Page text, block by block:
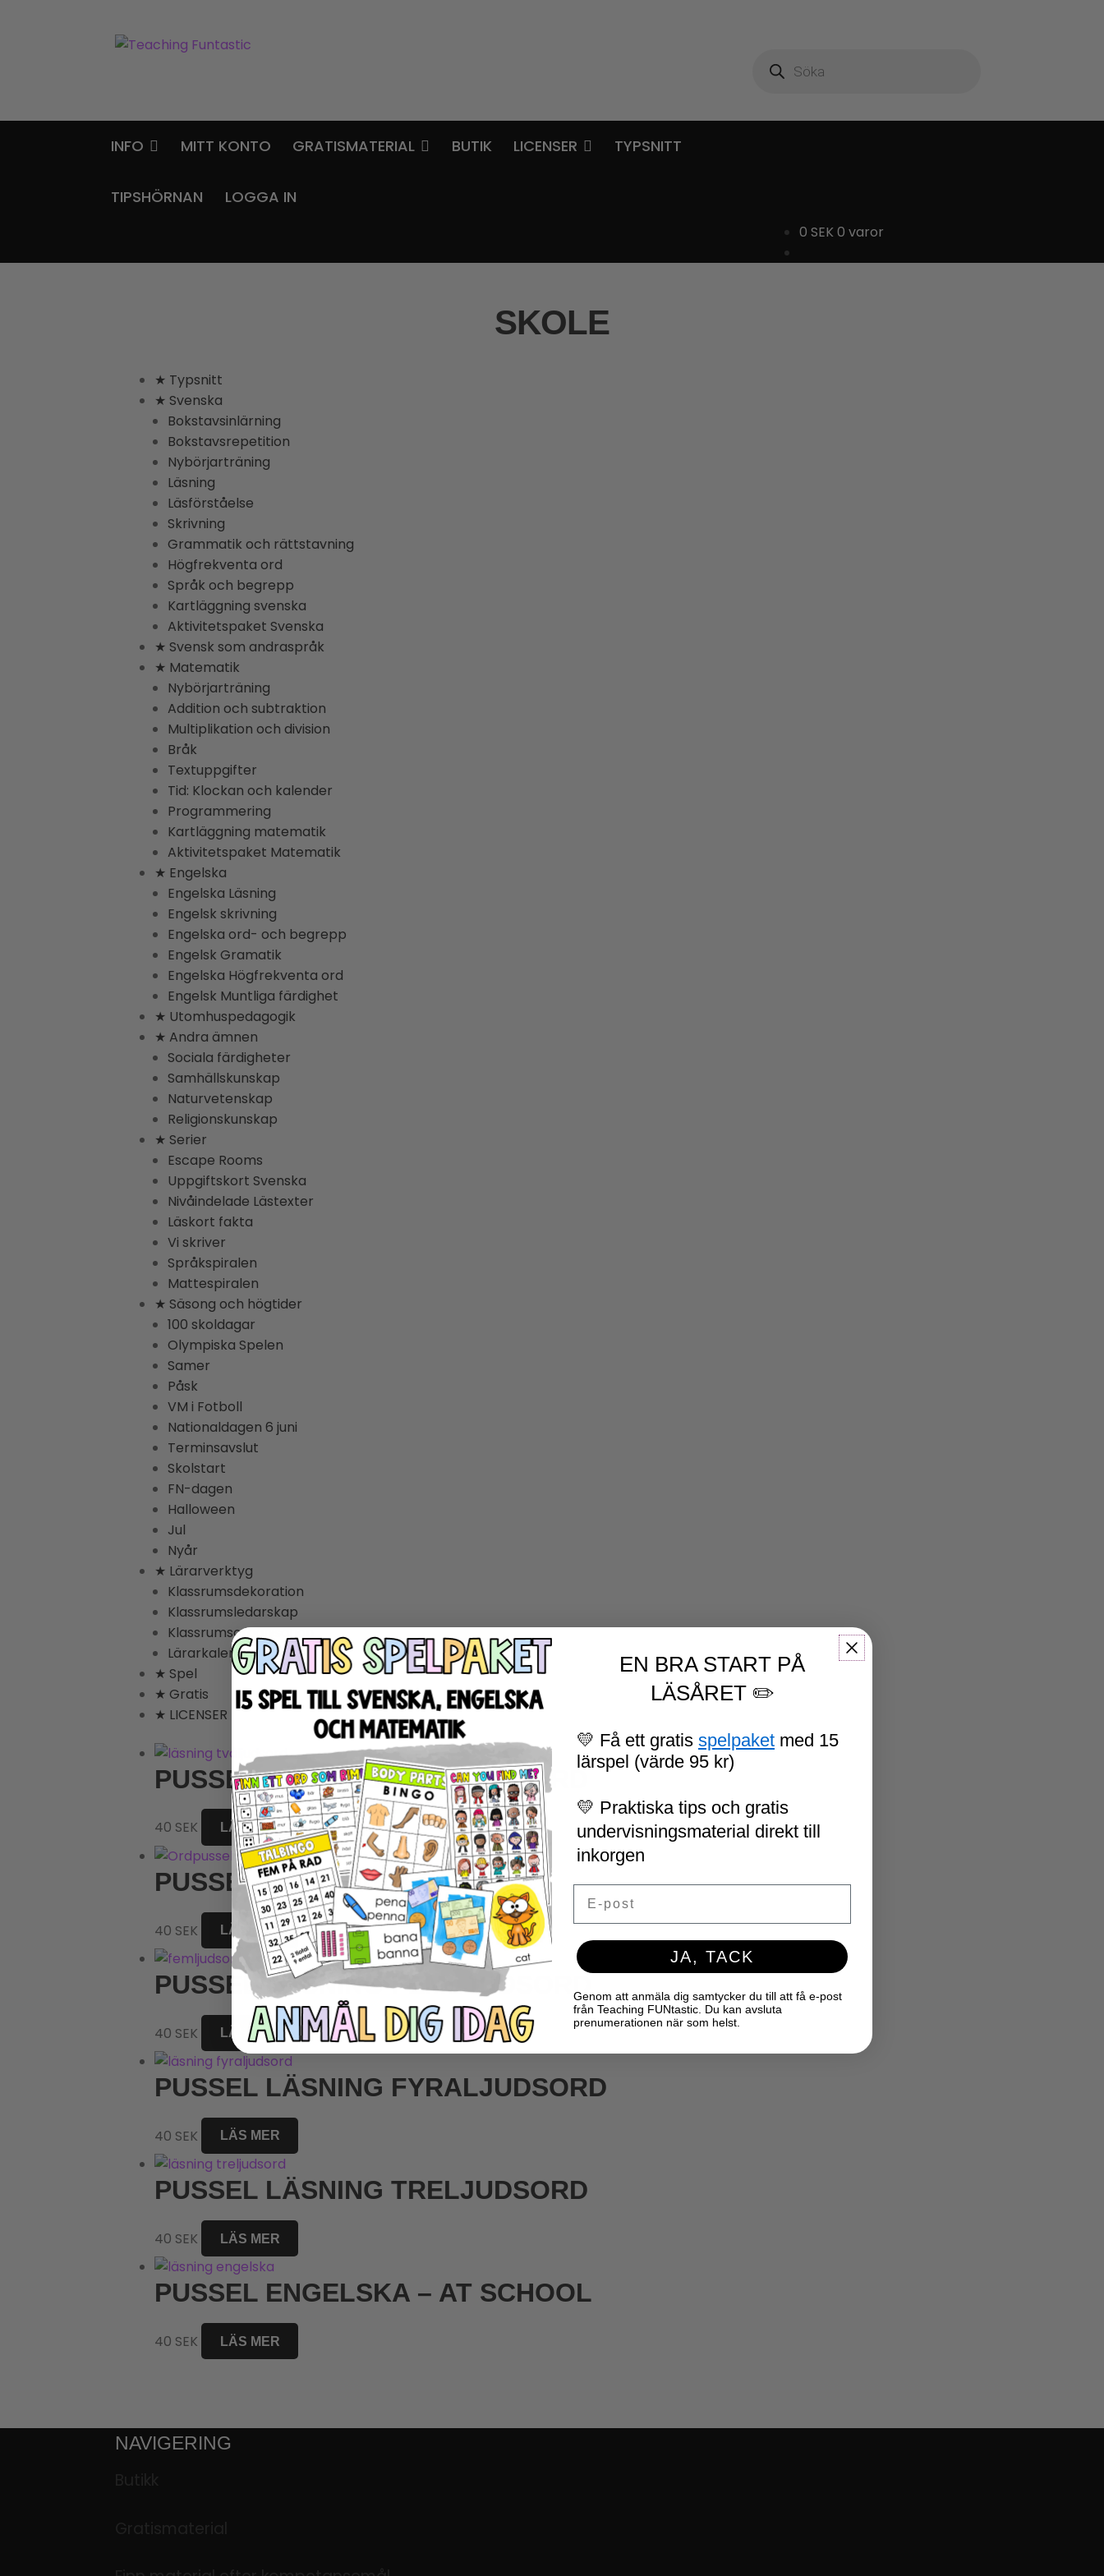
Hoppa
Gå
INFO MITT KONTO GRATISMATERIAL BUTIK LICENSER TYPSNITT
TIPSHÖRNAN LOGGA IN
0 SEK0 varor
SKOLE
★ Typsnitt
★ Svenska
Bokstavsinlärning
Bokstavsrepetition
Nybörjarträning
Läsning
Läsförståelse
Skrivning
Grammatik och rättstavning
Högfrekventa ord
Språk och begrepp
Kartläggning svenska
Aktivitetspaket Svenska
★ Svensk som andraspråk
★ Matematik
Nybörjarträning
Addition och subtraktion
Multiplikation och division
Bråk
Textuppgifter
Tid: Klockan och kalender
Programmering
Kartläggning matematik
Aktivitetspaket Matematik
★ Engelska
Engelska Läsning
Engelsk skrivning
Engelska ord- och begrepp
Engelsk Gramatik
Engelska Högfrekventa ord
Engelsk Muntliga färdighet
★ Utomhuspedagogik
★ Andra ämnen
Sociala färdigheter
Samhällskunskap
Naturvetenskap
Religionskunskap
★ Serier
Escape Rooms
Uppgiftskort Svenska
Nivåindelade Lästexter
Läskort fakta
Vi skriver
Språkspiralen
Mattespiralen
★ Säsong och högtider
100 skoldagar
Olympiska Spelen
Samer
Påsk
VM i Fotboll
Nationaldagen 6 juni
Terminsavslut
Skolstart
FN-dagen
Halloween
Jul
Nyår
★ Lärarverktyg
Klassrumsdekoration
Klassrumsledarskap
Klassrumsorganisation
Lärarkalender
★ Spel
★ Gratis
★ LICENSER
PUSSEL LÄSNING TVÅLJUDSORD
40 SEK LÄS MER
PUSSEL LÄSNING B OCH D
40 SEK LÄS MER
PUSSEL LÄSNING FEMLJUDSORD
40 SEK LÄS MER
PUSSEL LÄSNING FYRALJUDSORD
40 SEK LÄS MER
PUSSEL LÄSNING TRELJUDSORD
40 SEK LÄS MER
PUSSEL ENGELSKA – AT SCHOOL
40 SEK LÄS MER
NAVIGERING
EN BRA START PÅ
LÄSÅRET ✏️
💛 Få ett gratis spelpaket med 15
lärspel (värde 95 kr)
💛 Praktiska tips och gratis
undervisningsmaterial direkt till
inkorgen
JA, TACK
Genom att anmäla dig samtycker du till att få e-post
från Teaching FUNtastic. Du kan avsluta
prenumerationen när som helst.